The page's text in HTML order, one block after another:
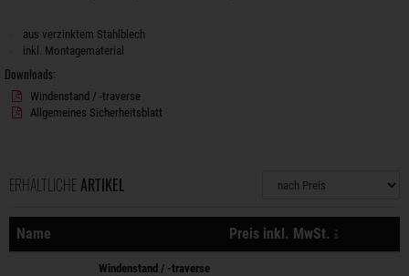
aus verzinktem Stahlblech
inkl. Montagematerial
Downloads:
Windenstand / -traverse
Allgemeines Sicherheitsblatt
ERHÄLTLICHE ARTIKEL
Sortierung
Name Preis inkl. MwSt.
Aktionen
Windenstand / -traverse